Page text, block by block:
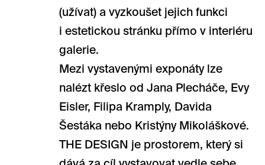
(užívat) a vyzkoušet jejich funkci
i estetickou stránku přímo v interiéru
galerie.
Mezi vystavenými exponáty lze
nalézt křeslo od Jana Plecháče, Evy
Eisler, Filipa Kramply, Davida
Šestáka nebo Kristýny Mikoláškové.
THE DESIGN je prostorem, který si